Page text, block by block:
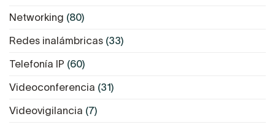
Networking (80)
Redes inalámbricas (33)
Telefonía IP (60)
Videoconferencia (31)
Videovigilancia (7)